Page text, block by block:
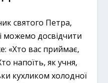
святого Петра,
можемо досвідчити
«Хто вас приймає,
напоїть, як учня,
кухликом холодної